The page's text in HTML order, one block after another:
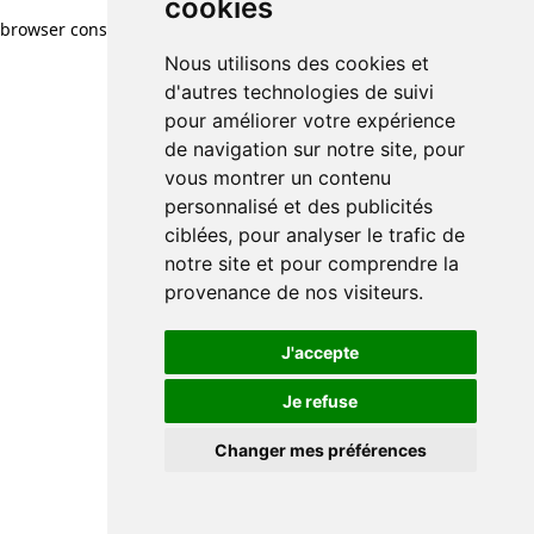
cookies
Nous utilisons des cookies et
d'autres technologies de suivi
pour améliorer votre expérience
de navigation sur notre site, pour
vous montrer un contenu
personnalisé et des publicités
ciblées, pour analyser le trafic de
notre site et pour comprendre la
provenance de nos visiteurs.
J'accepte
Je refuse
Changer mes préférences
browser console for more information)